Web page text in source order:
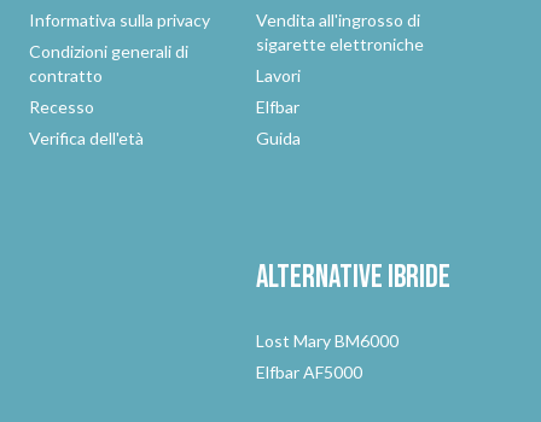
Informativa sulla privacy
Condizioni generali di
contratto
Recesso
Verifica dell'età
Vendita all'ingrosso di
sigarette elettroniche
Lavori
Elfbar
Guida
Alternativeibride
Lost Mary BM6000
Elfbar AF5000